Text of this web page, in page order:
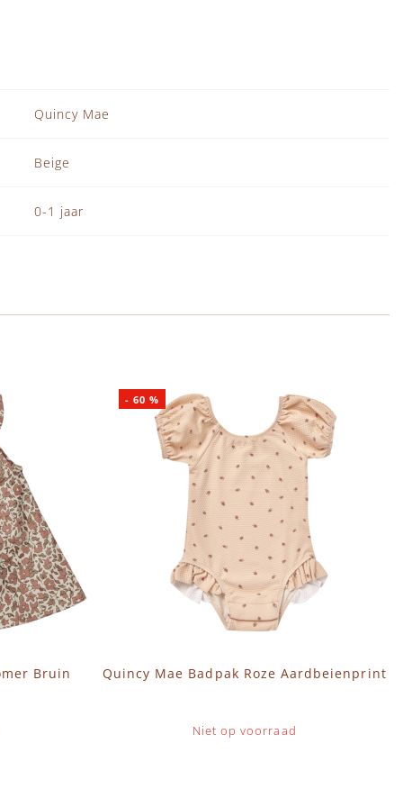
Quincy Mae
Beige
0-1 jaar
Bruin
Quincy Mae Badpak Roze Aardbeienprint
Niet op voorraad
- 60 %